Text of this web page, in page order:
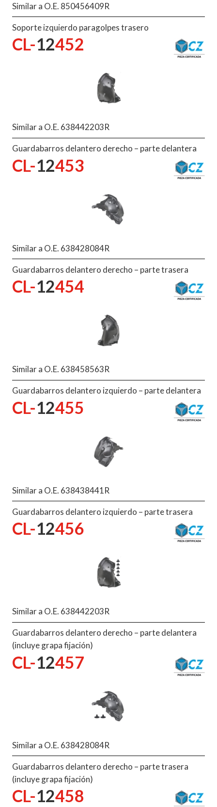
Similar a O.E. 850456409R
Soporte izquierdo paragolpes trasero
CL-12452
Similar a O.E. 638442203R
Guardabarros delantero derecho – parte delantera
CL-12453
Similar a O.E. 638428084R
Guardabarros delantero derecho – parte trasera
CL-12454
Similar a O.E. 638458563R
Guardabarros delantero izquierdo – parte delantera
CL-12455
Similar a O.E. 638438441R
Guardabarros delantero izquierdo – parte trasera
CL-12456
Similar a O.E. 638442203R
Guardabarros delantero derecho – parte delantera
(incluye grapa fijación)
CL-12457
Similar a O.E. 638428084R
Guardabarros delantero derecho – parte trasera
(incluye grapa fijación)
CL-12458